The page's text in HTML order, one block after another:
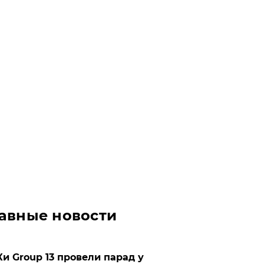
новости
Group 13 провели парад у